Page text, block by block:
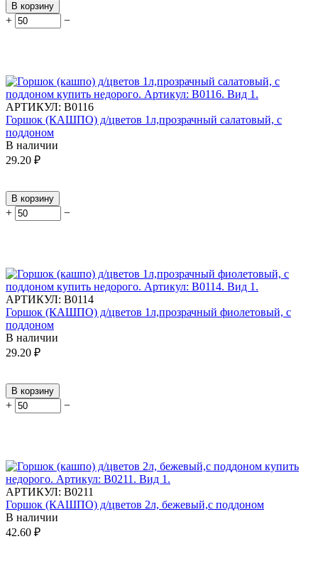
В корзину
+ −
АРТИКУЛ: В0116
Горшок (КАШПО) д/цветов 1л,прозрачный салатовый, с
поддоном
В наличии
29.20 ₽
В корзину
+ −
АРТИКУЛ: В0114
Горшок (КАШПО) д/цветов 1л,прозрачный фиолетовый, с
поддоном
В наличии
29.20 ₽
В корзину
+ −
АРТИКУЛ: В0211
Горшок (КАШПО) д/цветов 2л, бежевый,с поддоном
В наличии
42.60 ₽